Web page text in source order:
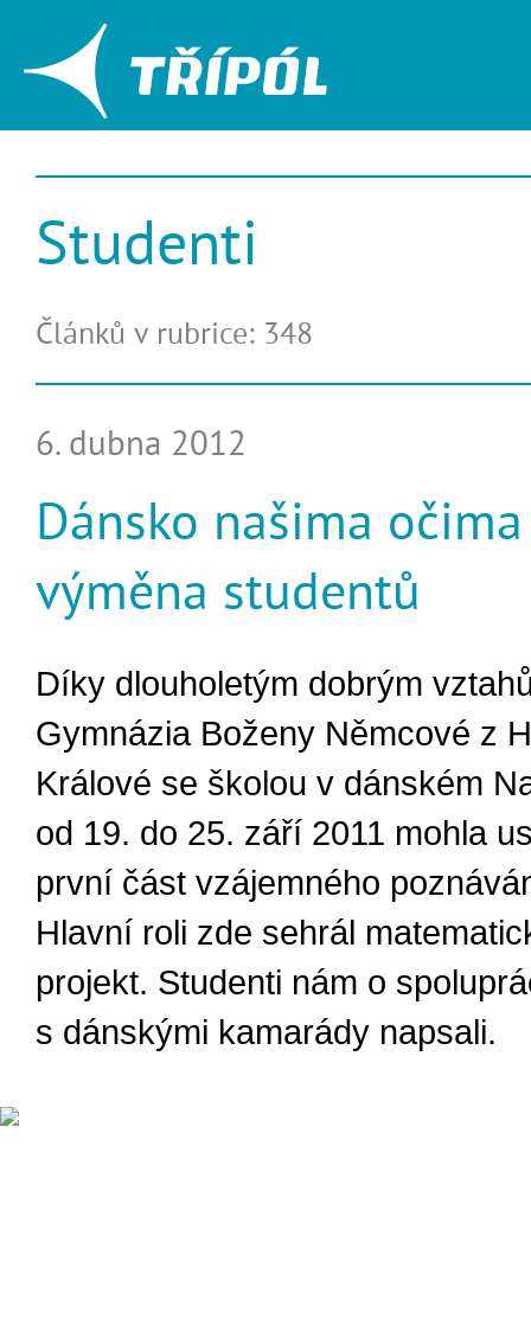
Studenti
Článků v rubrice: 348
6. dubna 2012
Dánsko našima
výměna studentů
Díky dlouholetým dobrým
Gymnázia Boženy Němcové z
Králové se školou v dánském
od 19. do 25. září 2011 mohla
první část vzájemného
Hlavní roli zde sehrál
projekt. Studenti nám o
s dánskými kamarády napsali.